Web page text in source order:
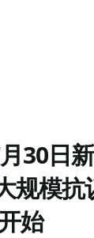
30日
规模抗
始